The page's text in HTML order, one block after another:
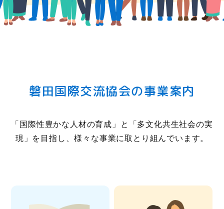
磐田国際交流協会の事業案内
「国際性豊かな人材の育成」と「多文化共生社会の実
現」 を目指し、様々な事業に取とり組んでいます。